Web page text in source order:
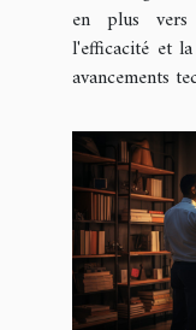
en plus vers
l'efficacité et
avancements